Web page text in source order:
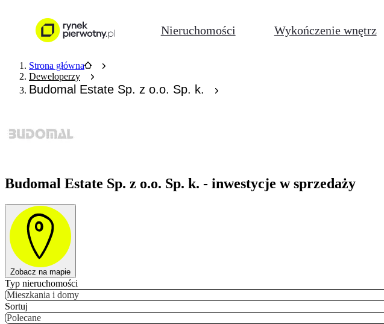
Nieruchomości Wykończenie wnętrz
Strona główna
Deweloperzy
Budomal Estate Sp. z o.o. Sp. k.
Budomal Estate Sp. z o.o. Sp. k. - inwestycje w sprzedaży
Zobacz na mapie
Typ nieruchomości
Mieszkania i domy
Sortuj
Polecane